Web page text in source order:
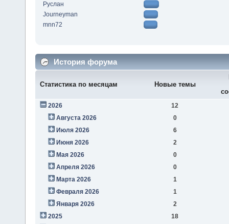
Руслан
Journeyman
mnn72
История форума
Статистика по месяцам Новые темы
2026
12
Августа 2026
0
Июля 2026
6
Июня 2026
2
Мая 2026
0
Апреля 2026
0
Марта 2026
1
Февраля 2026
1
Января 2026
2
2025
18